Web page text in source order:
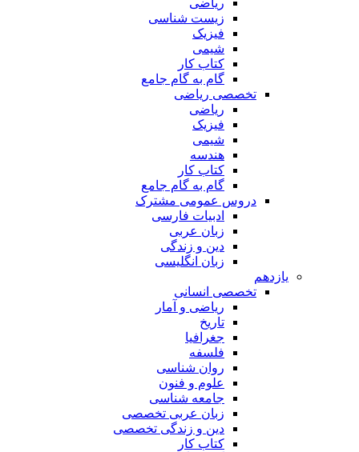
ریاضی
زیست شناسی
فیزیک
شیمی
کتاب کار
گام به گام جامع
تخصصی ریاضی
ریاضی
فیزیک
شیمی
هندسه
کتاب کار
گام به گام جامع
دروس عمومی مشترک
ادبیات فارسی
زبان عربی
دین و زندگی
زبان انگلیسی
یازدهم
تخصصی انسانی
ریاضی و آمار
تاریخ
جغرافیا
فلسفه
روان شناسی
علوم و فنون
جامعه شناسی
زبان عربی تخصصی
دین و زندگی تخصصی
کتاب کار